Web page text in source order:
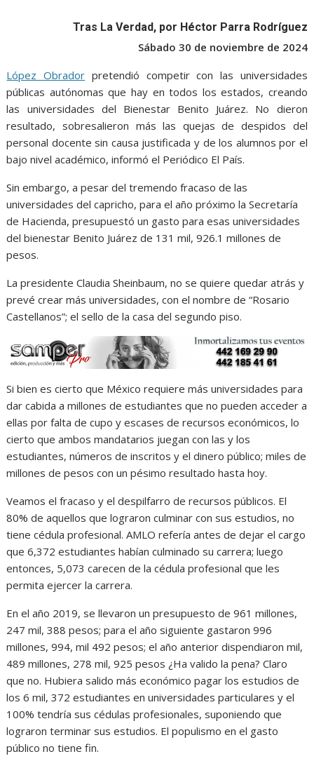
p g
er
m
Tras La Verdad, por Héctor Parra Rodríguez
Sábado 30 de noviembre de 2024
López Obrador pretendió competir con las universidades
públicas autónomas que hay en todos los estados, creando
las universidades del Bienestar Benito Juárez. No dieron
resultado, sobresalieron más las quejas de despidos del
personal docente sin causa justificada y de los alumnos por el
bajo nivel académico, informó el Periódico El País.
Sin embargo, a pesar del tremendo fracaso de las
universidades del capricho, para el año próximo la Secretaría
de Hacienda, presupuestó un gasto para esas universidades
del bienestar Benito Juárez de 131 mil, 926.1 millones de
pesos.
La presidente Claudia Sheinbaum, no se quiere quedar atrás y
prevé crear más universidades, con el nombre de “Rosario
Castellanos”; el sello de la casa del segundo piso.
Si bien es cierto que México requiere más universidades para
dar cabida a millones de estudiantes que no pueden acceder a
ellas por falta de cupo y escases de recursos económicos, lo
cierto que ambos mandatarios juegan con las y los
estudiantes, números de inscritos y el dinero público; miles de
millones de pesos con un pésimo resultado hasta hoy.
Veamos el fracaso y el despilfarro de recursos públicos. El
80% de aquellos que lograron culminar con sus estudios, no
tiene cédula profesional. AMLO refería antes de dejar el cargo
que 6,372 estudiantes habían culminado su carrera; luego
entonces, 5,073 carecen de la cédula profesional que les
permita ejercer la carrera.
En el año 2019, se llevaron un presupuesto de 961 millones,
247 mil, 388 pesos; para el año siguiente gastaron 996
millones, 994, mil 492 pesos; el año anterior dispendiaron mil,
489 millones, 278 mil, 925 pesos ¿Ha valido la pena? Claro
que no. Hubiera salido más económico pagar los estudios de
los 6 mil, 372 estudiantes en universidades particulares y el
100% tendría sus cédulas profesionales, suponiendo que
lograron terminar sus estudios. El populismo en el gasto
público no tiene fin.